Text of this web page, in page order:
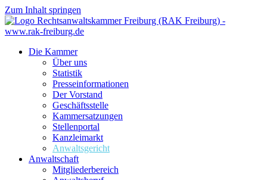
Zum Inhalt springen
Die Kammer
Über uns
Statistik
Presseinformationen
Der Vorstand
Geschäftsstelle
Kammersatzungen
Stellenportal
Kanzleimarkt
Anwaltsgericht
Anwaltschaft
Mitgliederbereich